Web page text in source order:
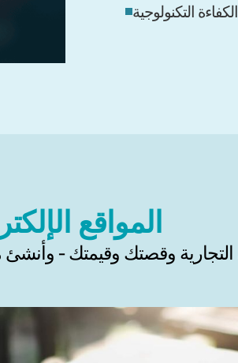
الكفاءة التكنولوجية
المواقع